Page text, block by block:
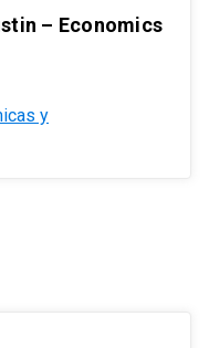
– Economics
y